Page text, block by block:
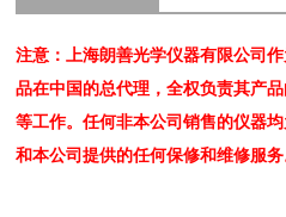
注意：上海朗善光学仪器有限公司
品在中国的总代理，全权负责其产
等工作。任何非本公司销售的仪器
和本公司提供的任何保修和维修服务